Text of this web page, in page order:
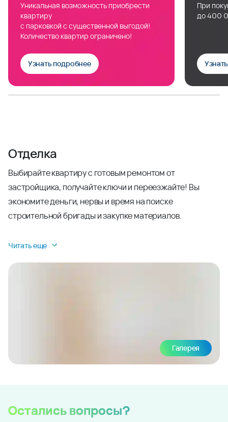
Уникальная возможность приобрести
квартиру
с парковкой с существенной выгодой!
Количество квартир ограничено!
Узнать подробнее
При
до 400
Отделка
Выбирайте квартиру с готовым ремонтом от
застройщика, получайте ключи и переезжайте! Вы
экономите деньги, нервы и время на поиске
строительной бригады и закупке материалов.
Читать еще
Галерея
Остались вопросы?